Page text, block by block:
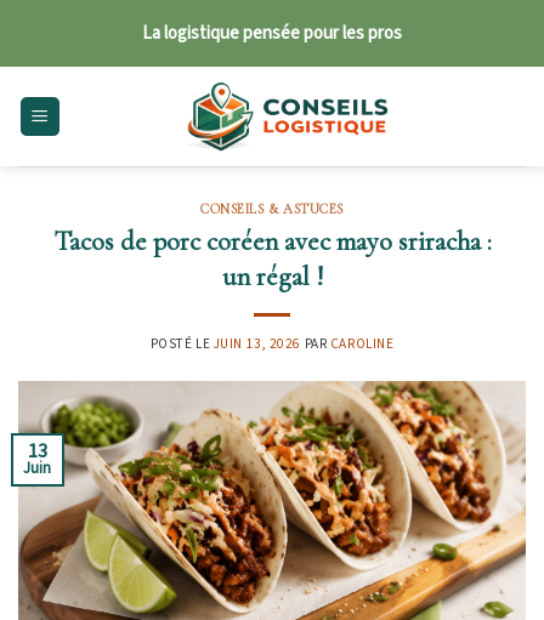
content
La logistique pensée pour les pros
CONSEILS & ASTUCES
Tacos de porc coréen avec mayo sriracha :
un régal !
POSTÉ LE JUIN 13, 2026 PAR CAROLINE
13
Juin